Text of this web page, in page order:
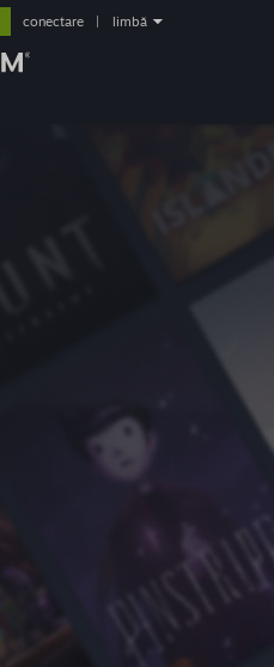
conectare limbă